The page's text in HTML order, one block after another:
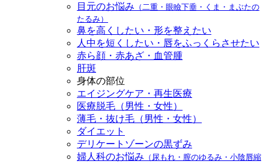
目元のお悩み （二重・眼瞼下垂・くま・まぶたの
たるみ）
鼻を高くしたい・形を整えたい
人中を短くしたい・唇をふっくらさせたい
赤ら顔・赤あざ・血管腫
肝斑
身体の部位
エイジングケア・再生医療
医療脱毛（男性・女性）
薄毛・抜け毛（男性・女性）
ダイエット
デリケートゾーンの黒ずみ
婦人科のお悩み （尿もれ・膣のゆるみ・小陰唇縮